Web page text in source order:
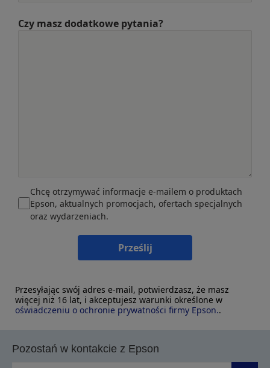
Czy masz dodatkowe pytania?
Chcę otrzymywać informacje e-mailem o produktach
Epson, aktualnych promocjach, ofertach specjalnych
oraz wydarzeniach.
Prześlij
Przesyłając swój adres e-mail, potwierdzasz, że masz
więcej niż 16 lat, i akceptujesz warunki określone w
oświadczeniu o ochronie prywatności firmy Epson..
Pozostań w kontakcie z Epson